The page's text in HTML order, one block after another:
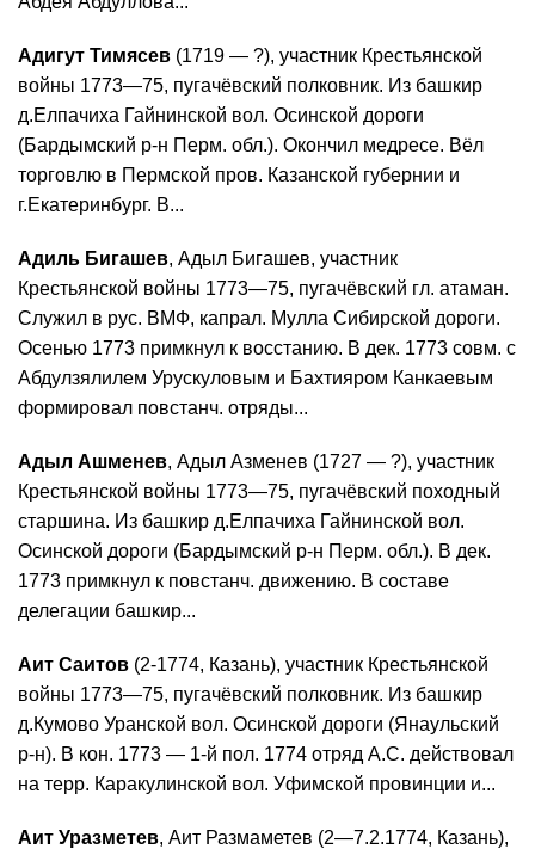
Адигут Тимясев (1719 — ?), участник Крестьянской
войны 1773—75, пугачёвский полковник. Из башкир
д.Елпачиха Гайнинской вол. Осинской дороги
(Бардымский р-н Перм. обл.). Окончил медресе. Вёл
торговлю в Пермской пров. Казанской губернии и
г.Екатеринбург. В...
Адиль Бигашев, Адыл Бигашев, участник
Крестьянской войны 1773—75, пугачёвский гл. атаман.
Служил в рус. ВМФ, капрал. Мулла Сибирской дороги.
Осенью 1773 примкнул к восстанию. В дек. 1773 совм. с
Абдулзялилем Урускуловым и Бахтияром Канкаевым
формировал повстанч. отряды...
Адыл Ашменев, Адыл Азменев (1727 — ?), участник
Крестьянской войны 1773—75, пугачёвский походный
старшина. Из башкир д.Елпачиха Гайнинской вол.
Осинской дороги (Бардымский р-н Перм. обл.). В дек.
1773 примкнул к повстанч. движению. В составе
делегации башкир...
Аит Саитов (2-1774, Казань), участник Крестьянской
войны 1773—75, пугачёвский полковник. Из башкир
д.Кумово Уранской вол. Осинской дороги (Янаульский
р-н). В кон. 1773 — 1-й пол. 1774 отряд А.С. действовал
на терр. Каракулинской вол. Уфимской провинции и...
Аит Уразметев, Аит Размаметев (2—7.2.1774, Казань),